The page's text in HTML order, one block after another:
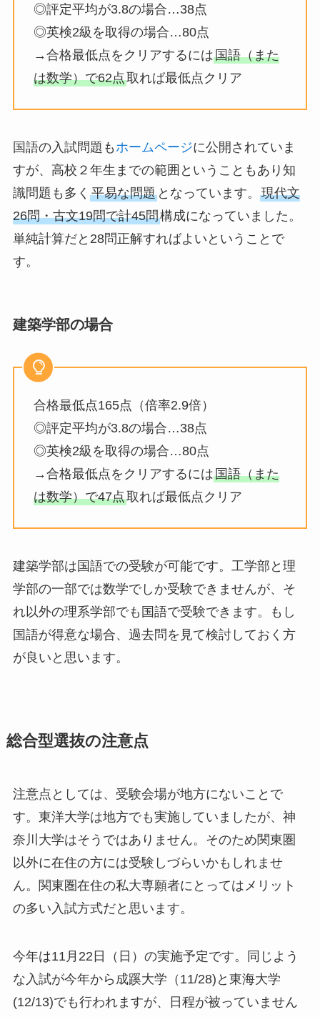
◎評定平均が3.8の場合…38点
◎英検2級を取得の場合…80点
→合格最低点をクリアするには国語（また
は数学）で62点取れば最低点クリア
国語の入試問題もホームページに公開されていま
すが、高校２年生までの範囲ということもあり知
識問題も多く 平易な問題となっています。 現代文
26問・古文19問で計45問構成になっていました。
単純計算だと28問正解すればよいということで
す。
建築学部の場合
合格最低点165点（倍率2.9倍）
◎評定平均が3.8の場合…38点
◎英検2級を取得の場合…80点
→合格最低点をクリアするには国語（また
は数学）で47点取れば最低点クリア
建築学部は国語での受験が可能です。工学部と理
学部の一部では数学でしか受験できませんが、そ
れ以外の理系学部でも国語で受験できます。もし
国語が得意な場合、過去問を見て検討しておく方
が良いと思います。
総合型選抜の注意点
注意点としては、受験会場が地方にないことで
す。東洋大学は地方でも実施していましたが、神
奈川大学はそうではありません。そのため関東圏
以外に在住の方には受験しづらいかもしれませ
ん。関東圏在住の私大専願者にとってはメリット
の多い入試方式だと思います。
今年は11月22日（日）の実施予定です。同じよう
な入試が今年から成蹊大学（11/28)と東海大学
(12/13)でも行われますが、日程が被っていません